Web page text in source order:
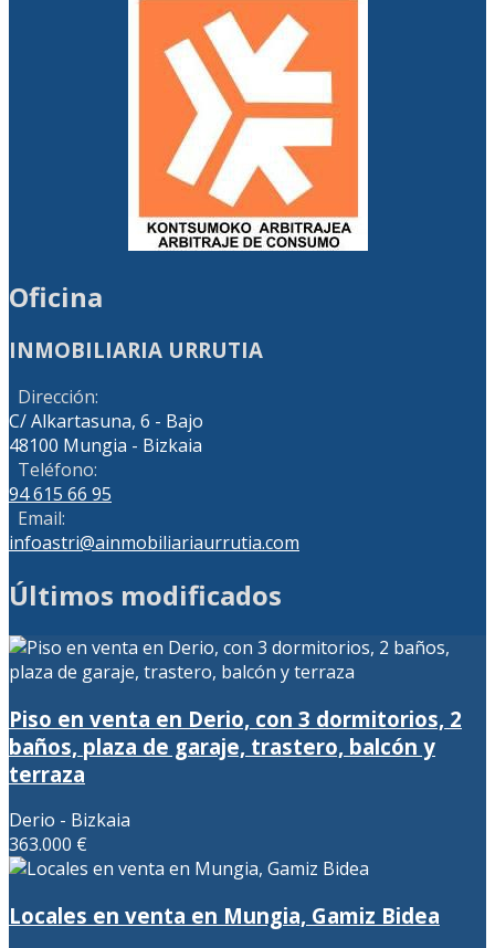
Oficina
INMOBILIARIA URRUTIA
Dirección:
C/ Alkartasuna, 6 - Bajo
48100 Mungia - Bizkaia
Teléfono:
94 615 66 95
Email:
infoastri@ainmobiliariaurrutia.com
Últimos modificados
Piso en venta en Derio, con 3 dormitorios, 2
baños, plaza de garaje, trastero, balcón y
terraza
Derio - Bizkaia
363.000 €
Locales en venta en Mungia, Gamiz Bidea